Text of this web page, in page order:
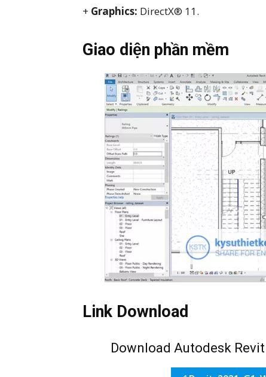
+ Graphics: DirectX® 11.
Giao diện phần mềm
Link Download
Download Autodesk